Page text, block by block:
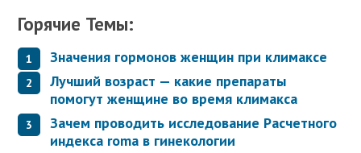
Горячие Темы:
Значения гормонов женщин при климаксе
Лучший возраст — какие препараты
помогут женщине во время климакса
Зачем проводить исследование Расчетного
индекса roma в гинекологии